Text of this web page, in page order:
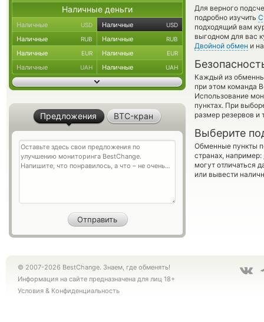
Для верного
подробно изучить
подходящий вам
выгодном для вас
Двойной обмен и
Каждый из
при этом команда
Использование
пунктах. При
размер резервов и
Выберите
Обменные пункты
странах, например:
могут отличаться
или вывести
Наличные деньги
Наличные USD Наличные USD
Наличные RUB Наличные RUB
Наличные EUR Наличные EUR
Наличные UAH Наличные UAH
Предложения BTC-кран
© 2007-2026 BestChange. Знаем, где обменять!
Информация на сайте предназначена для лиц 18+
Условия & Конфиденциальность